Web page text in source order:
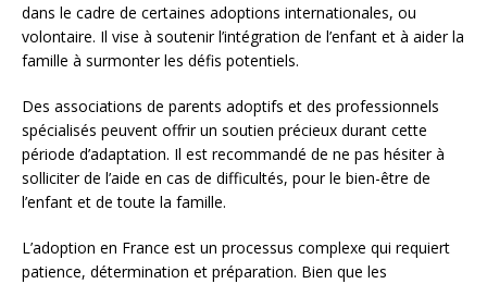
dans le cadre de certaines adoptions internationales, ou
volontaire. Il vise à soutenir l’intégration de l’enfant et à aider la
famille à surmonter les défis potentiels.
Des associations de parents adoptifs et des professionnels
spécialisés peuvent offrir un soutien précieux durant cette
période d’adaptation. Il est recommandé de ne pas hésiter à
solliciter de l’aide en cas de difficultés, pour le bien-être de
l’enfant et de toute la famille.
L’adoption en France est un processus complexe qui requiert
patience, détermination et préparation. Bien que les